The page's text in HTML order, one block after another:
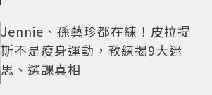
Jennie、孫藝珍都在練！皮拉提
斯不是瘦身運動，教練揭9大迷
思、選課真相